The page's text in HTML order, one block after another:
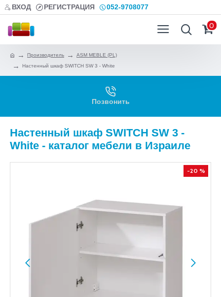
ВХОД РЕГИСТРАЦИЯ 052-9708077
0
Производитель
ASM MEBLE (PL)
Настенный шкаф SWITCH SW 3 - White
Позвонить
Настенный шкаф SWITCH SW 3 -
White - каталог мебели в Израиле
-20 %